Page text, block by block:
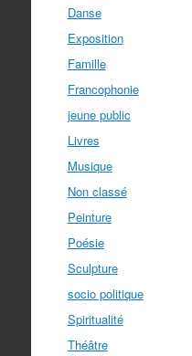
Danse
Exposition
Famille
Francophonie
jeune public
Livres
Musique
Non classé
Peinture
Poésie
Sculpture
socio politique
Spiritualité
Théâtre